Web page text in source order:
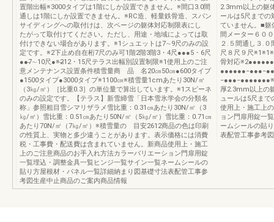
置階出幅※3000タイプは1階にしか設置できません。※間口3.0間
通しは1階にしか設置できません。※RC造、軽量鉄骨造、スパン
サイディングへの取付けは、次ページの躯体対応制限表にし
たがって取付けてください。ただし、用途・地域によっては取
付けできない場合があります。※1シュエットは7∼9尺のみの設
定です。※2下止め自在桁7尺のみ可1階2階3階3・4尺●●●5・6尺
●●̶7∼10尺●※2̶12・15尺テラス出幅別設置制限※1使用上のご注
意メンテナンス設置条件積雪量商 品 名20㎝50㎝●600タイプ
●1500タイプ●3000タイプ※1100㎝※積雪量1cmあたり30N/㎡
（3㎏/㎡）［比重0.3］の単位量で算出しています。※1スピーネ
のみの設定です。【テラス】新雪締雪「日本雪氷学会の分類名
称」参照粗目雪シマリザラメ雪比重：0.31㎝あたり30N/㎡（3
㎏/㎡）雪比重：0.51㎝あたり50N/㎡（5㎏/㎡）雪比重：0.71㎝
あたり70N/㎡（7㎏/㎡）※積雪量の 目安2612商品の色は印刷
の性質上、実物と多少違うことがあります。表示価格には消費
税・工事費・配送費は含まれていません。新商品使用上・施工
上のご注意商品のお手入れ方法カラーバリエーション門扉用錠
一覧埋込・調整金具一覧ヒンジ一覧サイン一覧ネームシールの
貼り方屋根材・パネル一覧詳細納まり図基礎寸法表配管工事参
考図生産中止商品のご案内商品情報
2.3mm以上の躯
ールは5尺までの
ていません。■躯
間メーター６０
２.５間通し３.
尺８尺９尺
骨対応
厚2.3mm以上の
ュールは5尺ま
使用上・施工上
ョン門扉用錠一
ームシールの貼
表配管工事参考